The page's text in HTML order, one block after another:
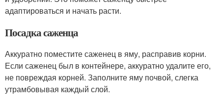
адаптироваться и начать расти.
Посадка саженца
Аккуратно поместите саженец в яму, расправив корни.
Если саженец был в контейнере, аккуратно удалите его,
не повреждая корней. Заполните яму почвой, слегка
утрамбовывая каждый слой.